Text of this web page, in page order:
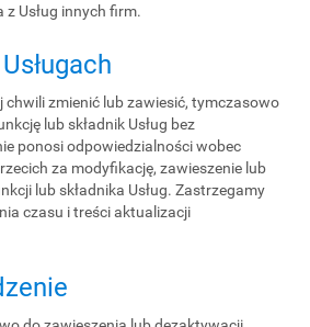
Usług innych firm.
chwili zmienić lub zawiesić, tymczasowo
lub składnik Usług bez
ponosi odpowiedzialności wobec
za modyfikację, zawieszenie lub
lub składnika Usług. Zastrzegamy
czasu i treści aktualizacji